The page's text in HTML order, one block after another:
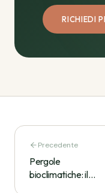
RICHIEDI
Precedente
Pergole
bioclimatiche: il